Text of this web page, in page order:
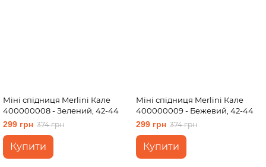
Міні спідниця Merlini Кале
400000008 - Зелений, 42-44
299 грн 374 грн
Купити
Міні спідниця Merlini Кале
400000009 - Бежевий, 42-44
299 грн 374 грн
Купити